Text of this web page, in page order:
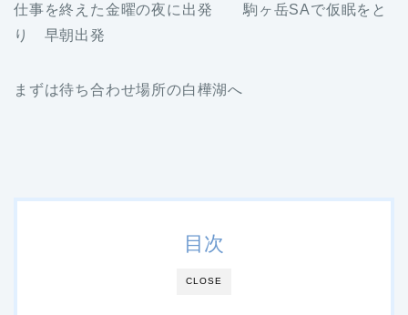
仕事を終えた金曜の夜に出発 駒ヶ岳SAで仮眠をと
り 早朝出発
まずは待ち合わせ場所の白樺湖へ
CLOSE
目次